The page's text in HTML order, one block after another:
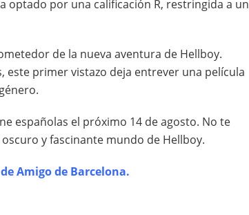
optado por una calificación R, restringida a un
de la nueva aventura de Hellboy.
primer vistazo deja entrever una película
españolas el próximo 14 de agosto. No te
y fascinante mundo de Hellboy.
Amigo de Barcelona.